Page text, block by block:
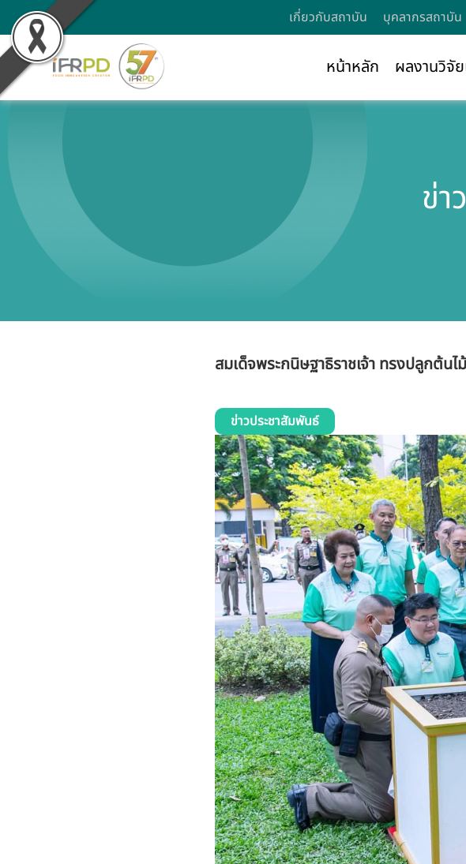
เกี่ยวกับสถาบัน บุคลากรสถาบัน
หน้าหลัก ผลงานวิจั
ข่
สมเด็จพระกนิษฐาธิราชเจ้า ทรงปลูกต้นไ
ข่าวประชาสัมพันธ์